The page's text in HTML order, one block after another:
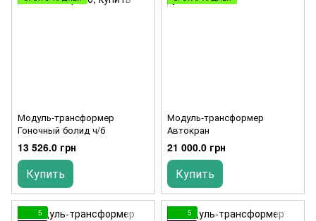
Модуль-трансформер
Гоночный болид ч/б
13 526.0 грн
Купить
Модуль-трансформер
Автокран
21 000.0 грн
Купить
5
5